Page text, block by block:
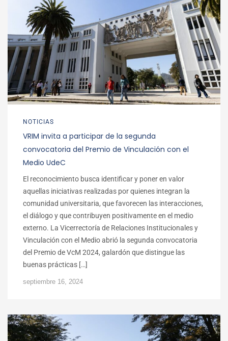
NOTICIAS
VRIM invita a participar de la segunda
convocatoria del Premio de Vinculación con el
Medio UdeC
El reconocimiento busca identificar y poner en valor
aquellas iniciativas realizadas por quienes integran la
comunidad universitaria, que favorecen las interacciones,
el diálogo y que contribuyen positivamente en el medio
externo. La Vicerrectoría de Relaciones Institucionales y
Vinculación con el Medio abrió la segunda convocatoria
del Premio de VcM 2024, galardón que distingue las
buenas prácticas […]
septiembre 16, 2024